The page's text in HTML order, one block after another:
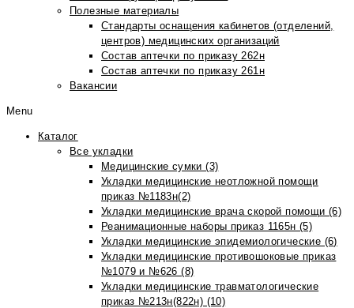
Полезные материалы
Стандарты оснащения кабинетов (отделений,
центров) медицинских организаций
Состав аптечки по приказу 262н
Состав аптечки по приказу 261н
Вакансии
Menu
Каталог
Все укладки
Медицинские сумки (3)
Укладки медицинские неотложной помощи
приказ №1183н(2)
Укладки медицинские врача скорой помощи (6)
Реанимационные наборы приказ 1165н (5)
Укладки медицинские эпидемиологические (6)
Укладки медицинские противошоковые приказ
№1079 и №626 (8)
Укладки медицинские травматологические
приказ №213н(822н) (10)